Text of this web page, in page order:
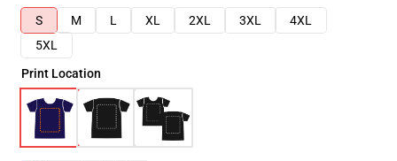
S
M L XL 2XL 3XL
4XL
5XL
Print Location